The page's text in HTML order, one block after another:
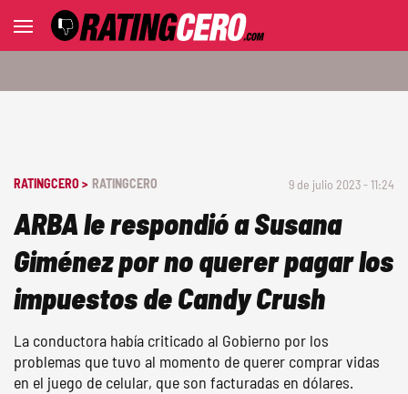
RATINGCERO > RATINGCERO 9 de julio 2023 - 11:24
ARBA le respondió a Susana
Giménez por no querer pagar los
impuestos de Candy Crush
La conductora había criticado al Gobierno por los
problemas que tuvo al momento de querer comprar vidas
en el juego de celular, que son facturadas en dólares.